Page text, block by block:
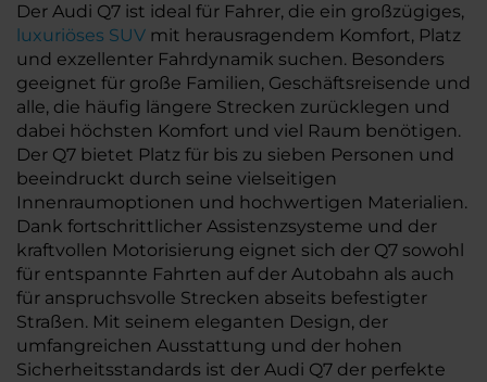
Der Audi Q7 ist ideal für Fahrer, die ein großzügiges,
luxuriöses SUV mit herausragendem Komfort, Platz
und exzellenter Fahrdynamik suchen. Besonders
geeignet für große Familien, Geschäftsreisende und
alle, die häufig längere Strecken zurücklegen und
dabei höchsten Komfort und viel Raum benötigen.
Der Q7 bietet Platz für bis zu sieben Personen und
beeindruckt durch seine vielseitigen
Innenraumoptionen und hochwertigen Materialien.
Dank fortschrittlicher Assistenzsysteme und der
kraftvollen Motorisierung eignet sich der Q7 sowohl
für entspannte Fahrten auf der Autobahn als auch
für anspruchsvolle Strecken abseits befestigter
Straßen. Mit seinem eleganten Design, der
umfangreichen Ausstattung und der hohen
Sicherheitsstandards ist der Audi Q7 der perfekte